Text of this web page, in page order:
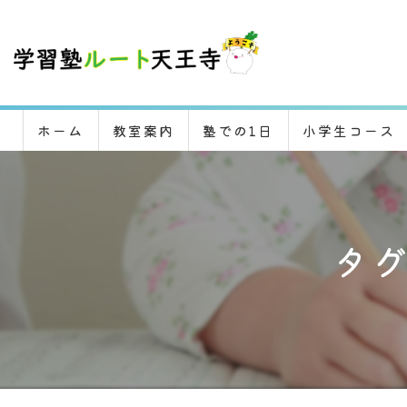
ホーム 教室案内 塾での1日 小学生コース
タ